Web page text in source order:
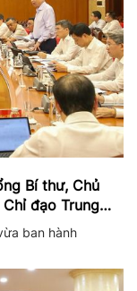
Bí thư, Chủ
đạo Trung
ban hành